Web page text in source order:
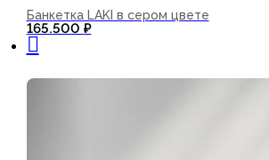
Банкетка LAKI в сером цвете
165.500 ₽